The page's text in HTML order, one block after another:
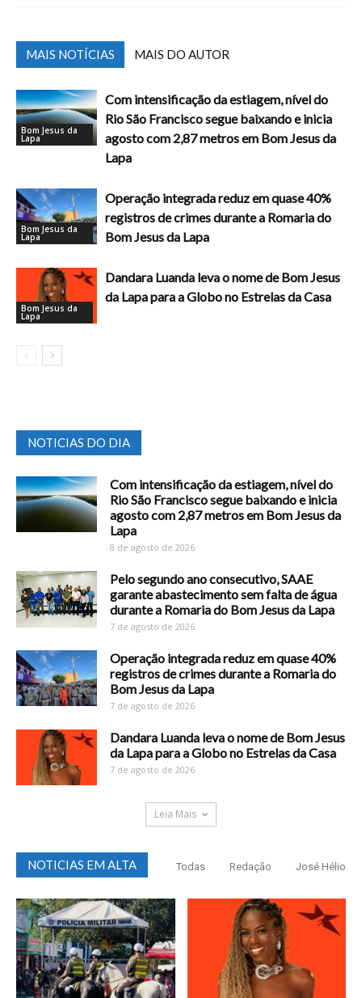
MAIS NOTÍCIAS MAIS DO AUTOR
Bom Jesus da
Lapa
Com intensificação da estiagem, nível do
Rio São Francisco segue baixando e inicia
agosto com 2,87 metros em Bom Jesus da
Lapa
Bom Jesus da
Lapa
Operação integrada reduz em quase 40%
registros de crimes durante a Romaria do
Bom Jesus da Lapa
Bom Jesus da
Lapa
Dandara Luanda leva o nome de Bom Jesus
da Lapa para a Globo no Estrelas da Casa
NOTICIAS DO DIA
Com intensificação da estiagem, nível do
Rio São Francisco segue baixando e inicia
agosto com 2,87 metros em Bom Jesus da
Lapa
8 de agosto de 2026
Pelo segundo ano consecutivo, SAAE
garante abastecimento sem falta de água
durante a Romaria do Bom Jesus da Lapa
7 de agosto de 2026
Operação integrada reduz em quase 40%
registros de crimes durante a Romaria do
Bom Jesus da Lapa
7 de agosto de 2026
Dandara Luanda leva o nome de Bom Jesus
da Lapa para a Globo no Estrelas da Casa
7 de agosto de 2026
Leia Mais
NOTICIAS EM ALTA Todas Redação José Hélio